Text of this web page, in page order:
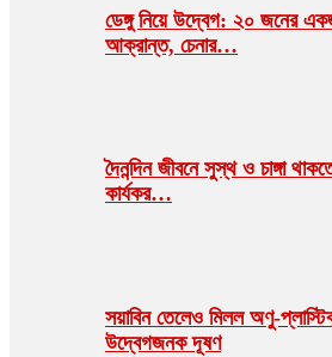
ডেঙ্গু নিয়ে উদ্বেগ: ২০ জনের
আক্রান্ত, চেনার…
দৈনন্দিন জীবনে সুস্থ ও চাঙ্গা
কার্যকর…
সয়াবিন তেলেও মিলল অণু-
উদ্বেগজনক দূষণ